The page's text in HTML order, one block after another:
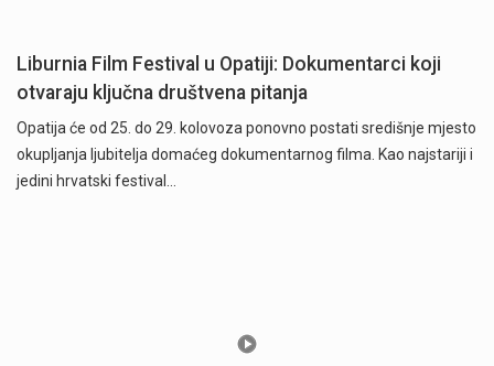
Liburnia Film Festival u Opatiji: Dokumentarci koji
otvaraju ključna društvena pitanja
Opatija će od 25. do 29. kolovoza ponovno postati središnje mjesto
okupljanja ljubitelja domaćeg dokumentarnog filma. Kao najstariji i
jedini hrvatski festival…